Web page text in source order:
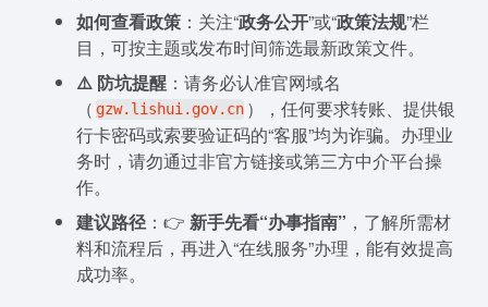
如何查看政策 ：关注“政务公开”或“政策法规”栏
目，可按主题或发布时间筛选最新政策文件。
⚠️ 防坑提醒 ：请务必认准官网域名
（ gzw.lishui.gov.cn ），任何要求转账、提供银
行卡密码或索要验证码的“客服”均为诈骗。办理业
务时，请勿通过非官方链接或第三方中介平台操
作。
建议路径：👉 新手先看“办事指南” ，了解所需材
料和流程后，再进入“在线服务”办理，能有效提高
成功率。